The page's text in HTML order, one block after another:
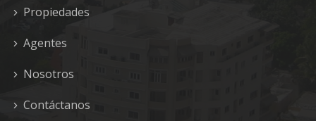
Propiedades
Agentes
Nosotros
Contáctanos